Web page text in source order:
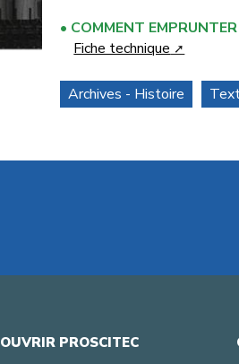
COMMENT
Fiche technique
Archives - Histoire
PROSCITEC